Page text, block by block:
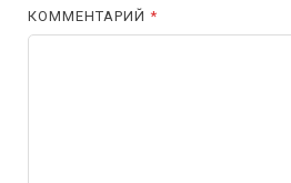
КОММЕНТАРИЙ*